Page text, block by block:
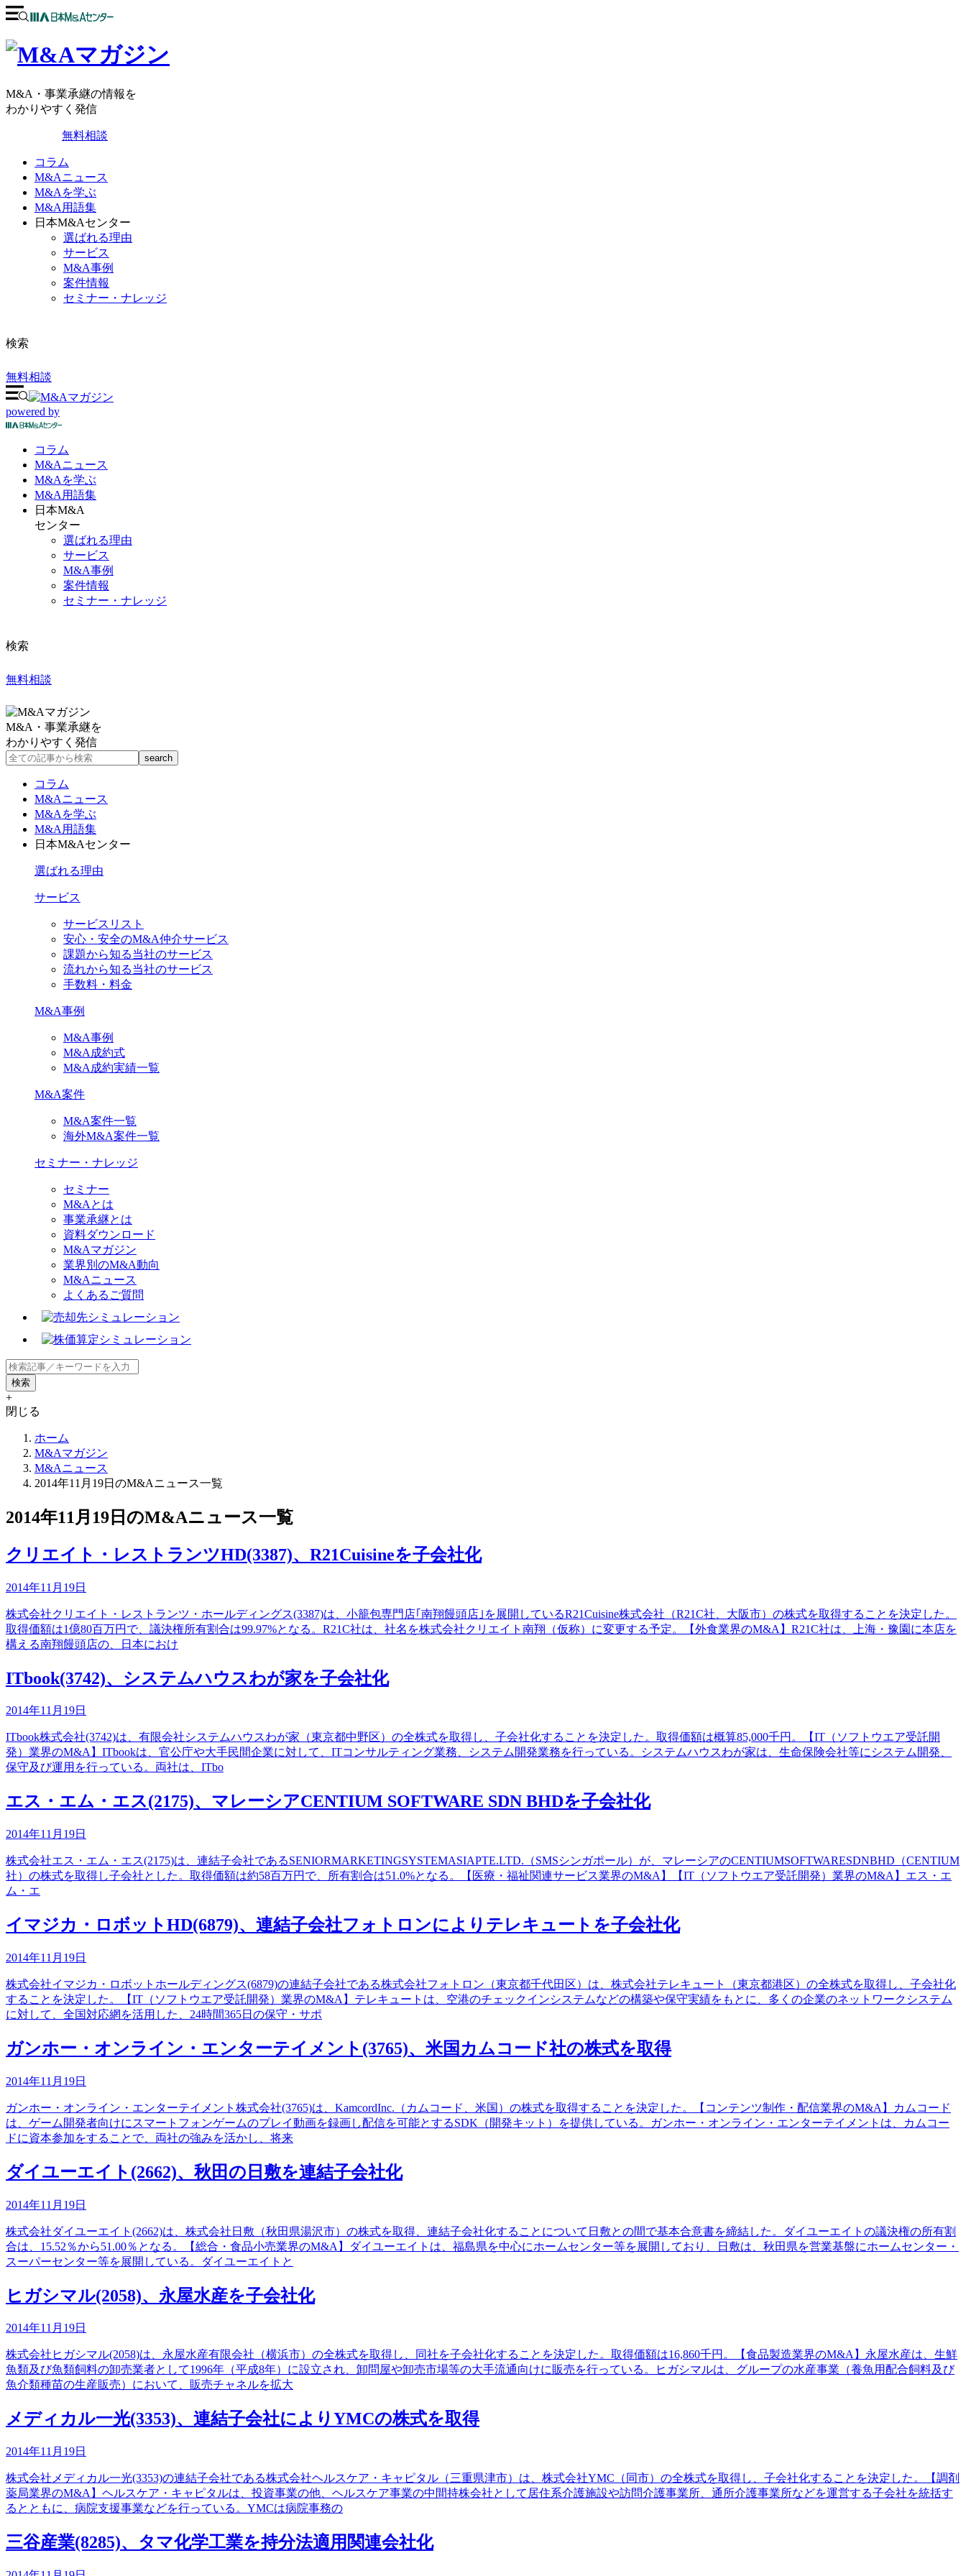
M&A・事業承継の情報を
わかりやすく発信
無料相談
コラム
M&Aニュース
M&Aを学ぶ
M&A用語集
日本M&Aセンター
選ばれる理由
サービス
M&A事例
案件情報
セミナー・ナレッジ
検索
無料相談
powered by
コラム
M&Aニュース
M&Aを学ぶ
M&A 用語集
日本M&A
センター
選ばれる理由
サービス
M&A事例
案件情報
セミナー・ナレッジ
検索
無料相談
M&A・事業承継を
わかりやすく発信
コラム
M&Aニュース
M&Aを学ぶ
M&A用語集
日本M&Aセンター
選ばれる理由
サービス
サービスリスト
安心・安全のM&A仲介サービス
課題から知る当社のサービス
流れから知る当社のサービス
手数料・料金
M&A事例
M&A事例
M&A成約式
M&A成約実績一覧
M&A案件
M&A案件一覧
海外M&A案件一覧
セミナー・ナレッジ
セミナー
M&Aとは
事業承継とは
資料ダウンロード
M&Aマガジン
業界別のM&A動向
M&Aニュース
よくあるご質問
+
閉じる
ホーム
M&Aマガジン
M&Aニュース
2014年11月19日のM&Aニュース一覧
2014年11月19日のM&Aニュース一覧
クリエイト・レストランツHD(3387)、R21Cuisineを子会社化
2014年11月19日
株式会社クリエイト・レストランツ・ホールディングス(3387)は、小籠包専門店｢南翔饅頭店｣を展開しているR21Cuisine株式会社（R21C社、大阪市）の株式を取得することを決定した。
取得価額は1億80百万円で、議決権所有割合は99.97%となる。R21C社は、社名を株式会社クリエイト南翔（仮称）に変更する予定。【外食業界のM&A】R21C社は、上海・豫園に本店を
構える南翔饅頭店の、日本におけ
ITbook(3742)、システムハウスわが家を子会社化
2014年11月19日
ITbook株式会社(3742)は、有限会社システムハウスわが家（東京都中野区）の全株式を取得し、子会社化することを決定した。取得価額は概算85,000千円。【IT（ソフトウエア受託開
発）業界のM&A】ITbookは、官公庁や大手民間企業に対して、ITコンサルティング業務、システム開発業務を行っている。システムハウスわが家は、生命保険会社等にシステム開発、
保守及び運用を行っている。両社は、ITbo
エス・エム・エス(2175)、マレーシアCENTIUM SOFTWARE SDN BHDを子会社化
2014年11月19日
株式会社エス・エム・エス(2175)は、連結子会社であるSENIORMARKETINGSYSTEMASIAPTE.LTD.（SMSシンガポール）が、マレーシアのCENTIUMSOFTWARESDNBHD（CENTIUM
社）の株式を取得し子会社とした。取得価額は約58百万円で、所有割合は51.0%となる。【医療・福祉関連サービス業界のM&A】【IT（ソフトウエア受託開発）業界のM&A】エス・エ
ム・エ
イマジカ・ロボットHD(6879)、連結子会社フォトロンによりテレキュートを子会社化
2014年11月19日
株式会社イマジカ・ロボットホールディングス(6879)の連結子会社である株式会社フォトロン（東京都千代田区）は、株式会社テレキュート（東京都港区）の全株式を取得し、子会社化
することを決定した。【IT（ソフトウエア受託開発）業界のM&A】テレキュートは、空港のチェックインシステムなどの構築や保守実績をもとに、多くの企業のネットワークシステム
に対して、全国対応網を活用した、24時間365日の保守・サポ
ガンホー・オンライン・エンターテイメント(3765)、米国カムコード社の株式を取得
2014年11月19日
ガンホー・オンライン・エンターテイメント株式会社(3765)は、KamcordInc.（カムコード、米国）の株式を取得することを決定した。【コンテンツ制作・配信業界のM&A】カムコード
は、ゲーム開発者向けにスマートフォンゲームのプレイ動画を録画し配信を可能とするSDK（開発キット）を提供している。ガンホー・オンライン・エンターテイメントは、カムコー
ドに資本参加をすることで、両社の強みを活かし、将来
ダイユーエイト(2662)、秋田の日敷を連結子会社化
2014年11月19日
株式会社ダイユーエイト(2662)は、株式会社日敷（秋田県湯沢市）の株式を取得、連結子会社化することについて日敷との間で基本合意書を締結した。ダイユーエイトの議決権の所有割
合は、15.52％から51.00％となる。【総合・食品小売業界のM&A】ダイユーエイトは、福島県を中心にホームセンター等を展開しており、日敷は、秋田県を営業基盤にホームセンター・
スーパーセンター等を展開している。ダイユーエイトと
ヒガシマル(2058)、永屋水産を子会社化
2014年11月19日
株式会社ヒガシマル(2058)は、永屋水産有限会社（横浜市）の全株式を取得し、同社を子会社化することを決定した。取得価額は16,860千円。【食品製造業界のM&A】永屋水産は、生鮮
魚類及び魚類飼料の卸売業者として1996年（平成8年）に設立され、卸問屋や卸売市場等の大手流通向けに販売を行っている。ヒガシマルは、グループの水産事業（養魚用配合飼料及び
魚介類種苗の生産販売）において、販売チャネルを拡大
メディカル一光(3353)、連結子会社によりYMCの株式を取得
2014年11月19日
株式会社メディカル一光(3353)の連結子会社である株式会社ヘルスケア・キャピタル（三重県津市）は、株式会社YMC（同市）の全株式を取得し、子会社化することを決定した。【調剤
薬局業界のM&A】ヘルスケア・キャピタルは、投資事業の他、ヘルスケア事業の中間持株会社として居住系介護施設や訪問介護事業所、通所介護事業所などを運営する子会社を統括す
るとともに、病院支援事業などを行っている。YMCは病院事務の
三谷産業(8285)、タマ化学工業を持分法適用関連会社化